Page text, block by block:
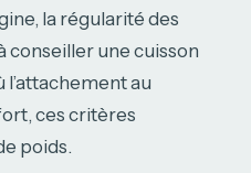
la régularité des
conseiller une cuisson
l’attachement au
ces critères
poids.